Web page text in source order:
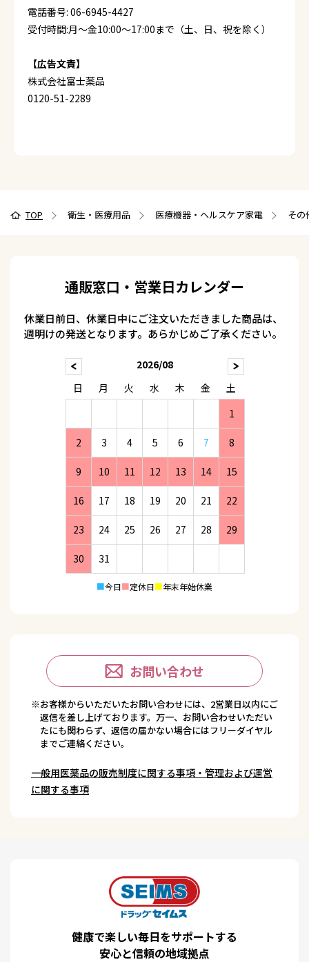
電話番号: 06-6945-4427
受付時間:月～金10:00～17:00まで（土、日、祝を除く）
【広告文責】
株式会社富士薬品
0120-51-2289
TOP 衛生・医療用品 医療機器・ヘルスケア家電 その
通販窓口・営業日カレンダー
休業日前日、休業日中にご注文いただきました商品は、
週明けの発送となります。あらかじめご了承ください。
2026/08
日
月 火 水 木 金
土
1
2 3 4 5 6 7 8
9 10 11 12 13 14 15
16 17 18 19 20 21 22
23 24 25 26 27 28 29
30 31
■今日■定休日■年末年始休業
お問い合わせ
※お客様からいただいたお問い合わせには、2営業日以内にご
返信を差し上げております。万一、お問い合わせいただい
たにも関わらず、返信の届かない場合にはフリーダイヤル
までご連絡ください。
一般用医薬品の販売制度に関する事項・管理および運営
に関する事項
健康で楽しい毎日をサポートする
安心と信頼の地域拠点